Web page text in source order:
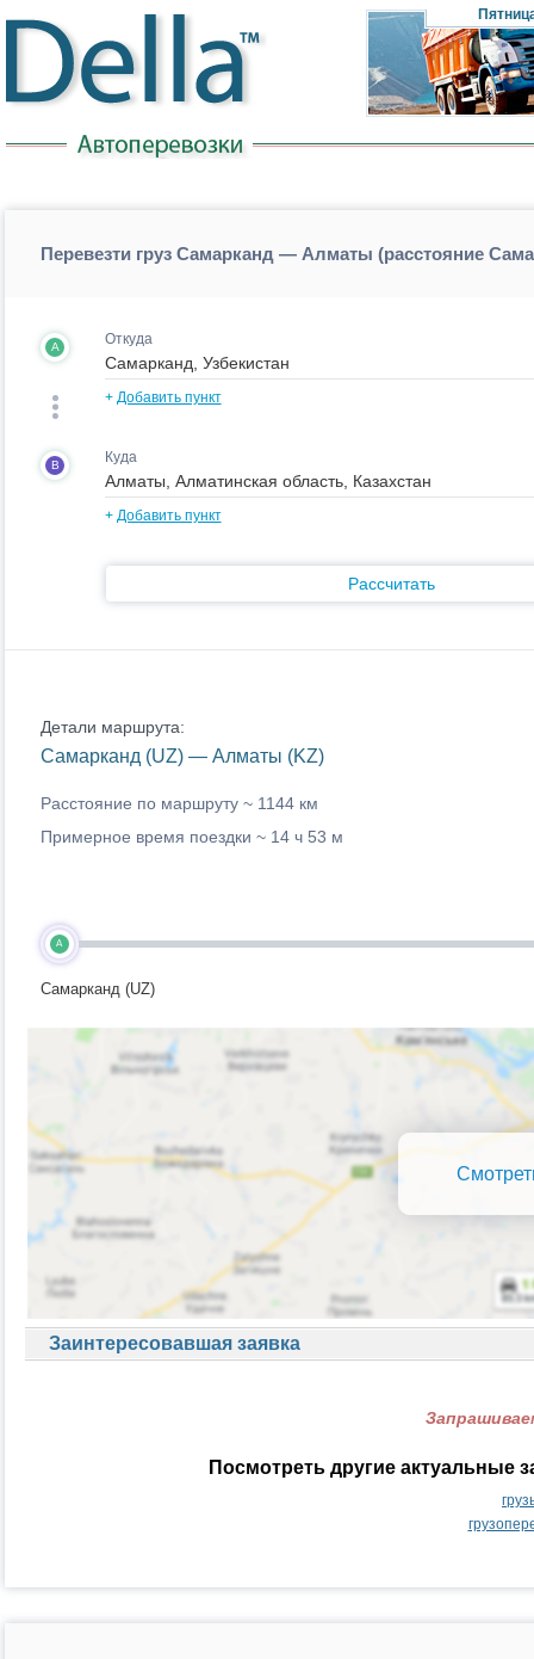
Перевезти груз Самарканд — Алматы (расстояние
A Откуда
+ Добавить пункт
B Куда
+ Добавить пункт
Рассчитать
Детали маршрута:
Самарканд (UZ) — Алматы (KZ)
Расстояние по маршруту ~ 1144 км
Примерное время поездки ~ 14 ч 53 м
A
Самарканд (UZ)
Заинтересовавшая заявка
Посмотреть другие актуальные